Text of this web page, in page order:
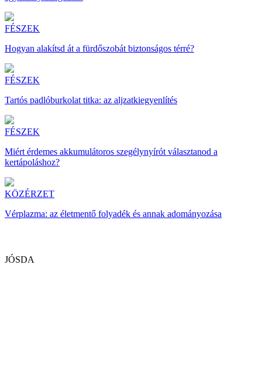
FÉSZEK
Hogyan alakítsd át a fürdőszobát biztonságos térré?
FÉSZEK
Tartós padlóburkolat titka: az aljzatkiegyenlítés
FÉSZEK
Miért érdemes akkumulátoros szegélynyírót választanod a
kertápoláshoz?
KÖZÉRZET
Vérplazma: az életmentő folyadék és annak adományozása
JÓSDA